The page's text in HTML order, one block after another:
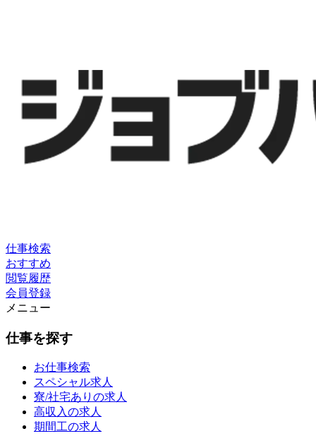
仕事検索
おすすめ
閲覧履歴
会員登録
メニュー
仕事を探す
お仕事検索
スペシャル求人
寮/社宅ありの求人
高収入の求人
期間工の求人